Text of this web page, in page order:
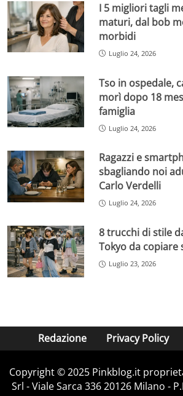
I 5 migliori tagli
maturi, dal bob
morbidi
Luglio 24, 2026
Tso in ospedale,
morì dopo 18
famiglia
Luglio 24, 2026
Ragazzi e
sbagliando noi
Carlo Verdelli
Luglio 24, 2026
8 trucchi di stile
Tokyo da copiare
Luglio 23, 2026
Redazione Privacy Policy
Copyright © 2025 Pinkblog.it
Srl - Viale Sarca 336 20126 Milano -